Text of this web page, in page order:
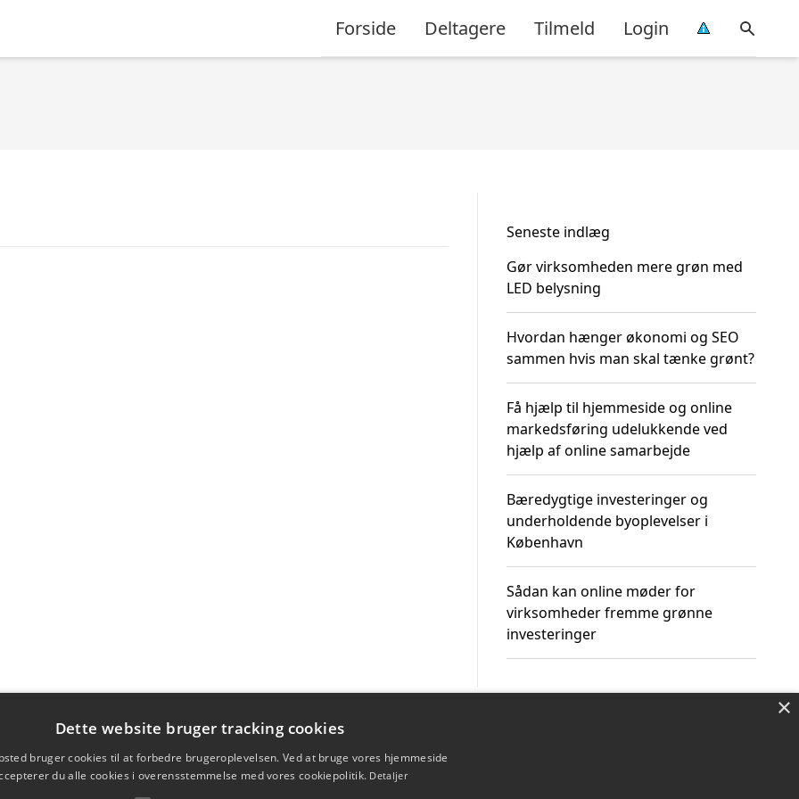
Forside Deltagere Tilmeld Login
Seneste indlæg
Gør virksomheden mere grøn med
LED belysning
Hvordan hænger økonomi og SEO
sammen hvis man skal tænke grønt?
Få hjælp til hjemmeside og online
markedsføring udelukkende ved
hjælp af online samarbejde
Bæredygtige investeringer og
underholdende byoplevelser i
København
Sådan kan online møder for
virksomheder fremme grønne
investeringer
×
Dette website bruger tracking cookies
bruger cookies til at forbedre brugeroplevelsen. Ved at bruge vores hjemmeside
du alle cookies i overensstemmelse med vores cookiepolitik. Detaljer